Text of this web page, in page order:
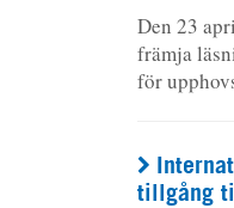
Den 23
främja
för
tillgång